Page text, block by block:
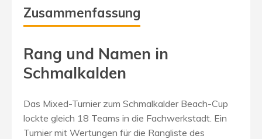
Zusammenfassung
Rang und Namen in
Schmalkalden
Das Mixed-Turnier zum Schmalkalder Beach-Cup
lockte gleich 18 Teams in die Fachwerkstadt. Ein
Turnier mit Wertungen für die Rangliste des